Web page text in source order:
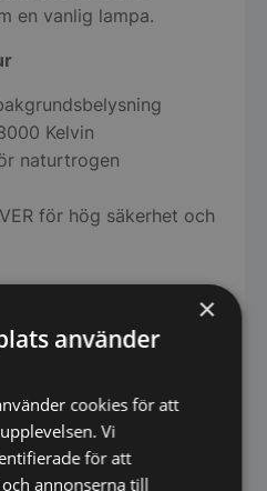
en vanlig lampa.
Kelvin
naturtrogen
för hög säkerhet och
spegelglas
×
använder
cookies för att
Vi
för att
annonserna till